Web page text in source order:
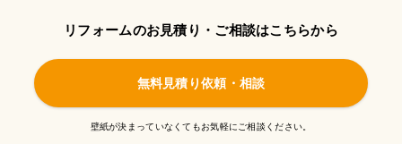
リフォームのお見積り・ご相談はこちらから
無料見積り依頼・相談
壁紙が決まっていなくてもお気軽にご相談ください。